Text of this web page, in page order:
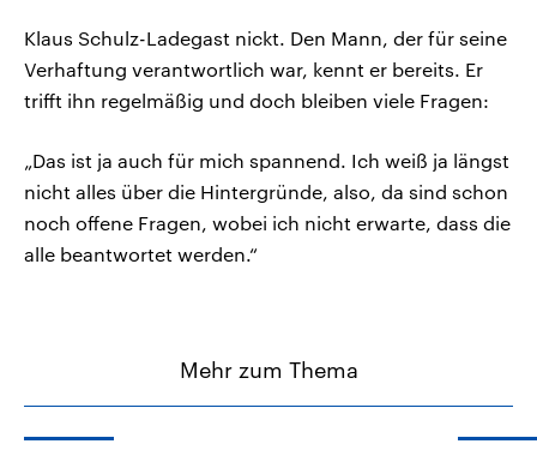
Klaus Schulz-Ladegast nickt. Den Mann, der für seine
Verhaftung verantwortlich war, kennt er bereits. Er
trifft ihn regelmäßig und doch bleiben viele Fragen:
„Das ist ja auch für mich spannend. Ich weiß ja längst
nicht alles über die Hintergründe, also, da sind schon
noch offene Fragen, wobei ich nicht erwarte, dass die
alle beantwortet werden.“
Mehr zum Thema